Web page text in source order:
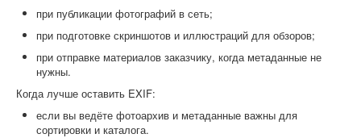
при публикации фотографий в сеть;
при подготовке скриншотов и иллюстраций для обзоров;
при отправке материалов заказчику, когда метаданные не
нужны.
Когда лучше оставить EXIF:
если вы ведёте фотоархив и метаданные важны для
сортировки и каталога.